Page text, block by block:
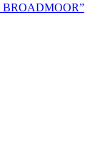
BROADMOOR”